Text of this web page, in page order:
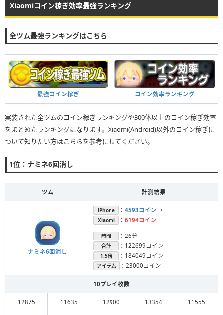
Xiaomiコイン稼ぎ効率最強ランキング
全ツム最強ランキングはこちら
最強コイン稼ぎ コイン効率ランキング
実装された全ツムのコイン稼ぎランキングや300体以上のコイン稼ぎ効率
をまとめたランキングになります。Xiaomi(Android)以外のコイン稼ぎに
ついて知りたい方はこちらを参考にしてください。
1位：ナミネ6回消し
ツム 計測結果
ナミネ6回消し
iPhone ： 4593コイン→
Xiaomi ： 6194コイン
時間 ：26分
合計 ：122699コイン
1.5倍 ：184049コイン
アイテム ：23000コイン
10プレイ枚数
12875 11635 12900 13354 11555